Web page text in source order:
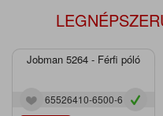
Jobman 5264 - Férfi póló
65526410-6500-6